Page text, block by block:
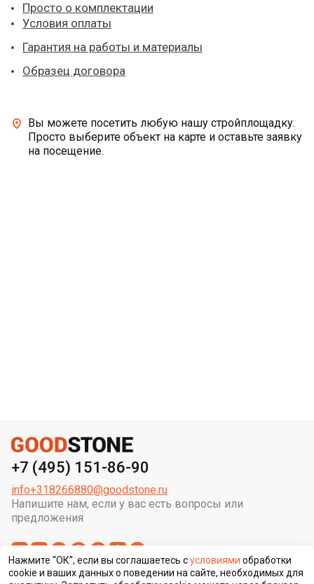
Просто о комплектации
Условия оплаты
Гарантия на работы и материалы
Образец договора
Вы можете посетить любую нашу стройплощадку.
Просто выберите объект на карте и оставьте заявку
на посещение.
+7 (495) 151-86-90
Напишите нам, если у вас есть вопросы или
предложения
info+318266880@goodstone.ru
Нажмите “ОК”, если вы соглашаетесь сусловиями обработки
cookie и ваших данных о поведении на сайте, необходимых для